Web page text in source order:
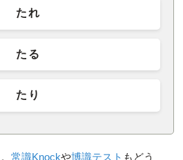
たれ
たる
たり
。 常識Knockや博識テスト もどう